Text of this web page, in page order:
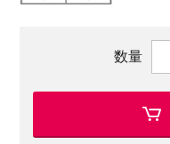
数量